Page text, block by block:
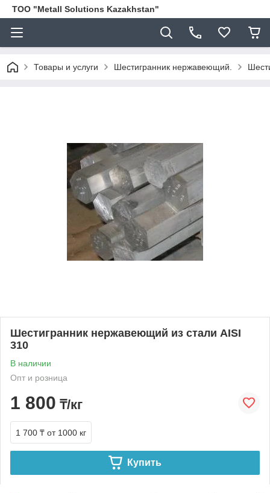
ТОО "Metall Solutions Kazakhstan"
Товары и услуги Шестигранник нержавеющий.
Шестигранник нержавеющий из стали AISI
310
В наличии
Опт и розница
1 800 ₸/кг
1 700 ₸ от 1000 кг
Купить